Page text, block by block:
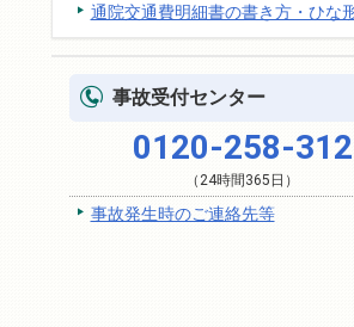
通院交通費明細書の書き方・ひな
事故受付センター
0120-258-312
（24時間365日）
事故発生時のご連絡先等